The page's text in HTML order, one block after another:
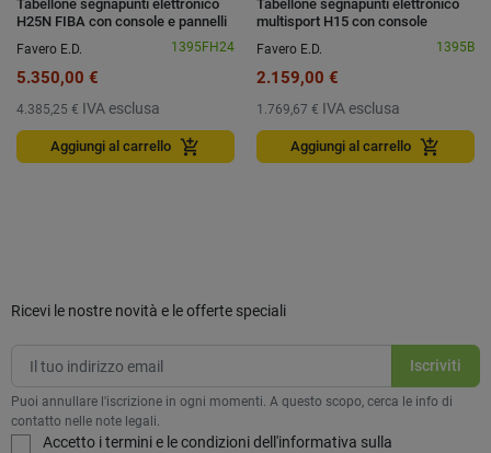
Tabellone segnapunti elettronico
H25N FIBA con console e pannelli
Favero E.D. 1395FH24
5.350,00 €
4.385,25 € IVA esclusa
Aggiungi al carrello add_shopping_cart
Tabellone segnapunti elettronico
multisport H15 con console
Favero E.D.
1395B
2.159,00 €
1.769,67 € IVA esclusa
Aggiungi al carrello add_shopping_cart
Ricevi le nostre novità e le offerte speciali
Puoi annullare l'iscrizione in ogni momenti. A questo scopo, cerca le info di
contatto nelle note legali.
Accetto i termini e le condizioni dell'informativa sulla